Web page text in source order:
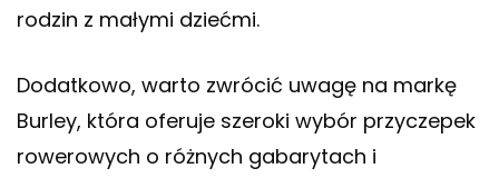
rodzin z małymi dziećmi.
Dodatkowo, warto zwrócić uwagę na markę
Burley, która oferuje szeroki wybór przyczepek
rowerowych o różnych gabarytach i